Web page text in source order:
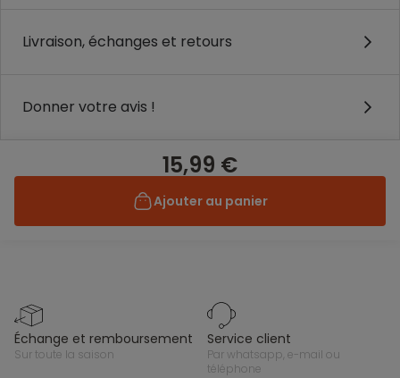
Livraison, échanges et retours
Donner votre avis !
15,99 €
Ajouter au panier
échange et remboursement
sur toute la saison
service client
par whatsapp, e-mail ou
téléphone